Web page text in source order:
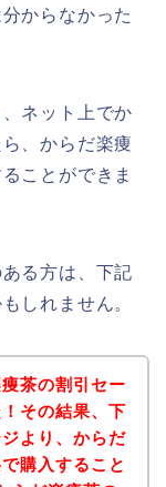
からなかった
ネット上でか
、からだ楽痩
ことができま
る方は、下記
しれません。
茶の割引セー
その結果、下
より、からだ
購入すること